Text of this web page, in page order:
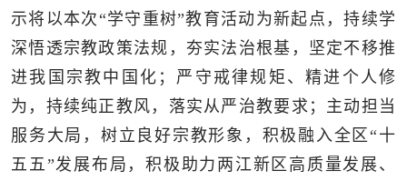
示将以本次“学守重树”教育活动为新起点，持续学
深悟透宗教政策法规，夯实法治根基，坚定不移推
进我国宗教中国化；严守戒律规矩、精进个人修
为，持续纯正教风，落实从严治教要求；主动担当
服务大局，树立良好宗教形象，积极融入全区“十
五五”发展布局，积极助力两江新区高质量发展、